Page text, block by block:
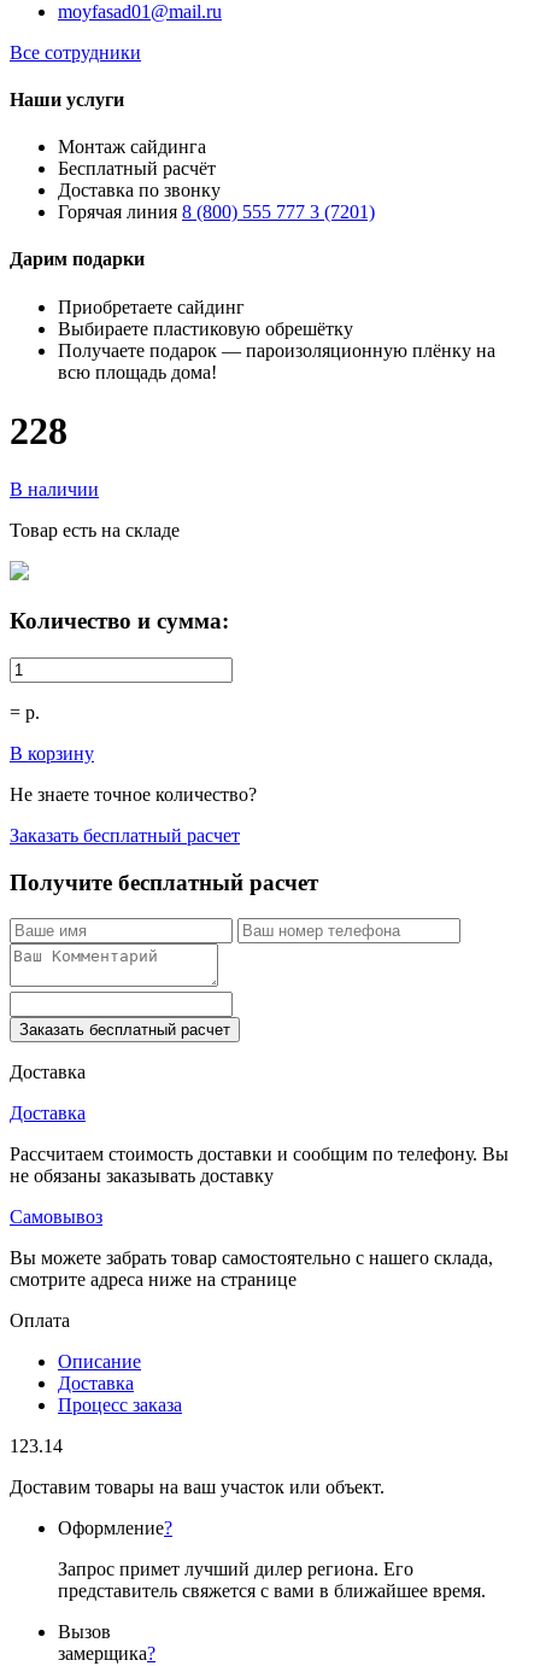
moyfasad01@mail.ru
Все сотрудники
Наши услуги
Монтаж сайдинга
Бесплатный расчёт
Доставка по звонку
Горячая линия 8 (800) 555 777 3 (7201)
Дарим подарки
Приобретаете сайдинг
Выбираете пластиковую обрешётку
Получаете подарок — пароизоляционную плёнку на
всю площадь дома!
228
В наличии
Товар есть на складе
Количество и сумма:
= р.
В корзину
Не знаете точное количество?
Заказать бесплатный расчет
Получите бесплатный расчет
Заказать бесплатный расчет
Доставка
Доставка
Рассчитаем стоимость доставки и сообщим по телефону. Вы
не обязаны заказывать доставку
Самовывоз
Вы можете забрать товар самостоятельно с нашего склада,
смотрите адреса ниже на странице
Оплата
Описание
Доставка
Процесс заказа
123.14
Доставим товары на ваш участок или объект.
Оформление?
Запрос примет лучший дилер региона. Его
представитель свяжется с вами в ближайшее время.
Вызов
замерщика?